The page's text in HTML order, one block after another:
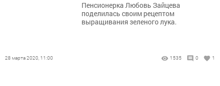
Пенсионерка Любовь Зайцева
поделилась своим рецептом
выращивания зеленого лука.
28 марта 2020, 11:00 1535 0 1